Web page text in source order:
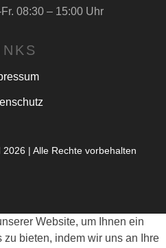
08:30 – 15:00 Uhr
| Alle Rechte vorbehalten
Website, um Ihnen ein
bieten, indem wir uns an Ihre